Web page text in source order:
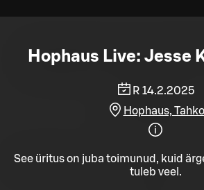
Hophaus Live: Jesse
R 14.2.2025
Hophaus, Tahko
See üritus on juba toimunud, kuid
tuleb veel.